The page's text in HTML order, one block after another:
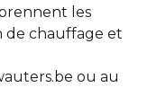
les
de chauffage et
ou au